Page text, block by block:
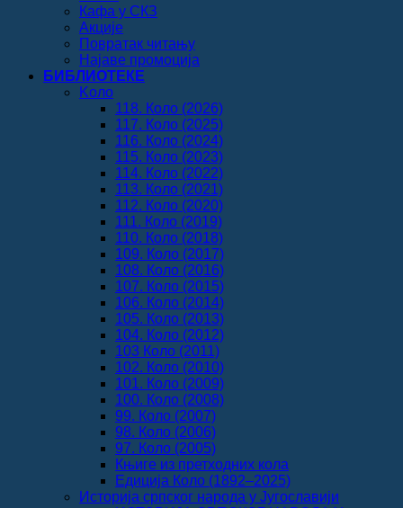
Кафа у СКЗ
Акције
Повратак читању
Најаве промоција
БИБЛИОТЕКЕ
Koло
118. Коло (2026)
117. Коло (2025)
116. Коло (2024)
115. Коло (2023)
114. Коло (2022)
113. Коло (2021)
112. Коло (2020)
111. Коло (2019)
110. Коло (2018)
109. Коло (2017)
108. Коло (2016)
107. Коло (2015)
106. Коло (2014)
105. Коло (2013)
104. Коло (2012)
103 Коло (2011)
102. Коло (2010)
101. Коло (2009)
100. Коло (2008)
99. Коло (2007)
98. Коло (2006)
97. Коло (2005)
Књиге из претходних кола
Едиција Коло (1892‒2025)
Историја српског народа у Југославији